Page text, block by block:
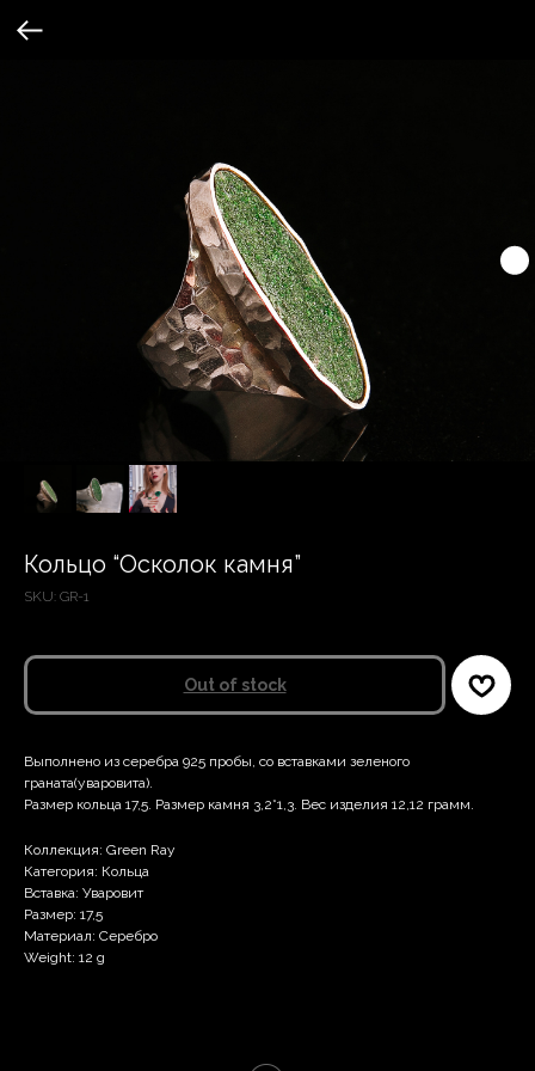
Кольцо “Осколок камня”
SKU: GR-1
Out of stock
Выполнено из серебра 925 пробы, со вставками зеленого
граната(уваровита).
Размер кольца 17,5. Размер камня 3,2*1,3. Вес изделия 12,12 грамм.
Коллекция: Green Ray
Категория: Кольца
Вставка: Уваровит
Размер: 17,5
Материал: Серебро
Weight: 12 g